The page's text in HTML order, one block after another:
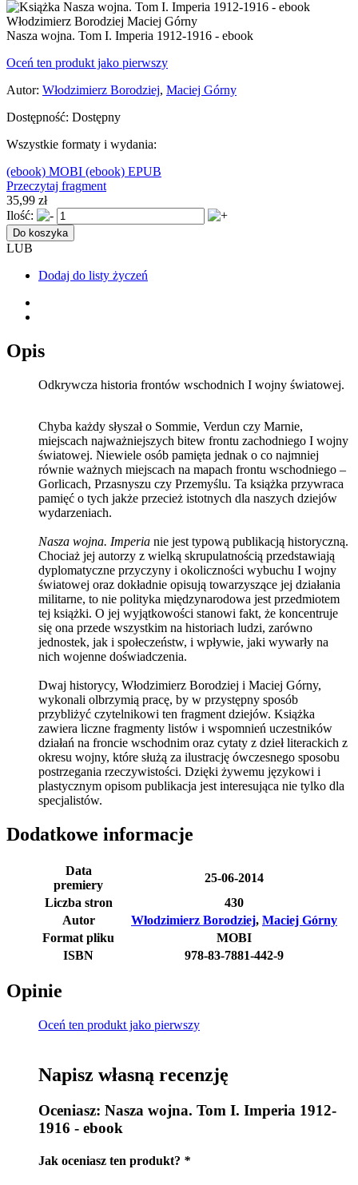
Nasza wojna. Tom I. Imperia 1912-1916 - ebook
Oceń ten produkt jako pierwszy
Autor: Włodzimierz Borodziej, Maciej Górny
Dostępność: Dostępny
Wszystkie formaty i wydania:
(ebook) MOBI (ebook) EPUB
Przeczytaj fragment
35,99 zł
Ilość:
Do koszyka
LUB
Dodaj do listy życzeń
Opis
Odkrywcza historia frontów wschodnich I wojny światowej.
Chyba każdy słyszał o Sommie, Verdun czy Marnie,
miejscach najważniejszych bitew frontu zachodniego I wojny
światowej. Niewiele osób pamięta jednak o co najmniej
równie ważnych miejscach na mapach frontu wschodniego –
Gorlicach, Przasnyszu czy Przemyślu. Ta książka przywraca
pamięć o tych jakże przecież istotnych dla naszych dziejów
wydarzeniach.
Nasza wojna. Imperia nie jest typową publikacją historyczną.
Chociaż jej autorzy z wielką skrupulatnością przedstawiają
dyplomatyczne przyczyny i okoliczności wybuchu I wojny
światowej oraz dokładnie opisują towarzyszące jej działania
militarne, to nie polityka międzynarodowa jest przedmiotem
tej książki. O jej wyjątkowości stanowi fakt, że koncentruje
się ona przede wszystkim na historiach ludzi, zarówno
jednostek, jak i społeczeństw, i wpływie, jaki wywarły na
nich wojenne doświadczenia.
Dwaj historycy, Włodzimierz Borodziej i Maciej Górny,
wykonali olbrzymią pracę, by w przystępny sposób
przybliżyć czytelnikowi ten fragment dziejów. Książka
zawiera liczne fragmenty listów i wspomnień uczestników
działań na froncie wschodnim oraz cytaty z dzieł literackich z
okresu wojny, które służą za ilustrację ówczesnego sposobu
postrzegania rzeczywistości. Dzięki żywemu językowi i
plastycznym opisom publikacja jest interesująca nie tylko dla
specjalistów.
Dodatkowe informacje
Data
premiery
25-06-2014
Liczba stron
430
Autor
Włodzimierz Borodziej, Maciej Górny
Format pliku
MOBI
ISBN
978-83-7881-442-9
Opinie
Oceń ten produkt jako pierwszy
Napisz własną recenzję
Oceniasz: Nasza wojna. Tom I. Imperia 1912-
1916 - ebook
Jak oceniasz ten produkt? *